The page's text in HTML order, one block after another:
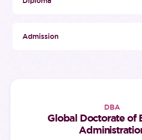
DBA
Global Doctorate of